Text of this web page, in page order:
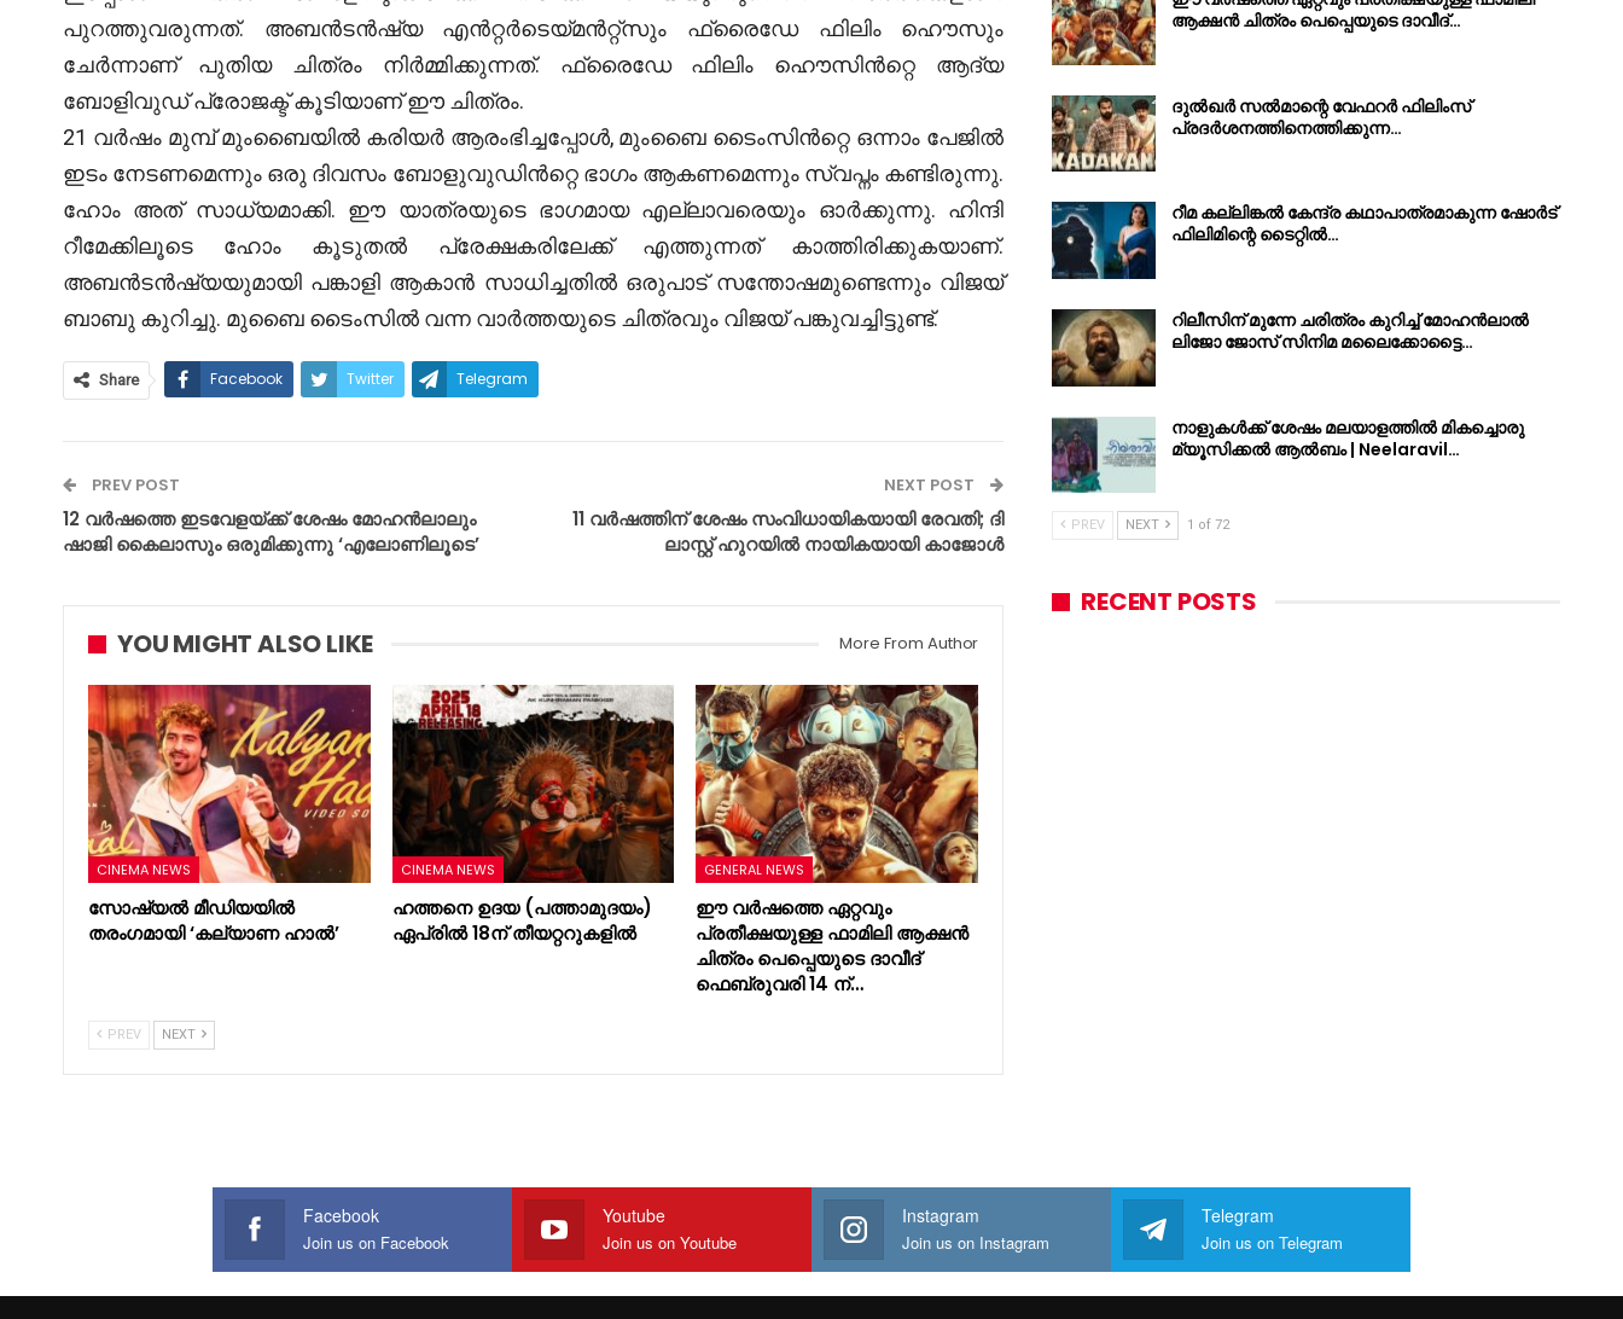
പുറത്തുവരുന്നത്. അബൻടൻഷ്യ എൻറ്റർടെയ്മൻറ്റ്സും ഫ്രൈഡേ ഫിലിം ഹൌസും
ചേർന്നാണ് പുതിയ ചിത്രം നിർമ്മിക്കുന്നത്. ഫ്രൈഡേ ഫിലിം ഹൌസിൻറ്റെ ആദ്യ
ബോളിവുഡ് പ്രോജക്ട് കൂടിയാണ് ഈ ചിത്രം.
21 വർഷം മുമ്പ് മുംബൈയിൽ കരിയർ ആരംഭിച്ചപ്പോൾ, മുംബൈ ടൈംസിൻറ്റെ ഒന്നാം പേജിൽ
ഇടം നേടണമെന്നും ഒരു ദിവസം ബോളുവുഡിൻറ്റെ ഭാഗം ആകണമെന്നും സ്വപ്നം കണ്ടിരുന്നു.
ഹോം അത് സാധ്യമാക്കി. ഈ യാത്രയുടെ ഭാഗമായ എല്ലാവരെയും ഓർക്കുന്നു. ഹിന്ദി
റീമേക്കിലൂടെ ഹോം കൂടുതൽ പ്രേക്ഷകരിലേക്ക് എത്തുന്നത് കാത്തിരിക്കുകയാണ്.
അബൻടൻഷ്യയുമായി പങ്കാളി ആകാൻ സാധിച്ചതിൽ ഒരുപാട് സന്തോഷമുണ്ടെന്നും വിജയ്
ബാബു കുറിച്ചു. മുബൈ ടൈംസിൽ വന്ന വാർത്തയുടെ ചിത്രവും വിജയ് പങ്കുവച്ചിട്ടുണ്ട്.
Share Facebook Twitter Telegram
PREV POST
12 വർഷത്തെ ഇടവേളയ്ക്ക് ശേഷം മോഹൻലാലും
ഷാജി കൈലാസും ഒരുമിക്കുന്നു ‘എലോണിലൂടെ’
NEXT POST
11 വർഷത്തിന് ശേഷം സംവിധായികയായി രേവതി; ദി
ലാസ്റ്റ് ഹുറയിൽ നായികയായി കാജോൾ
YOU MIGHT ALSO LIKE More From Author
CINEMA NEWS
സോഷ്യൽ മീഡിയയിൽ
തരംഗമായി ‘കല്യാണ ഹാൽ’
CINEMA NEWS
ഹത്തനെ ഉദയ (പത്താമുദയം)
ഏപ്രിൽ 18ന് തീയറ്ററുകളിൽ
GENERAL NEWS
ഈ വർഷത്തെ ഏറ്റവും
പ്രതീക്ഷയുള്ള ഫാമിലി ആക്ഷൻ
ചിത്രം പെപ്പെയുടെ ദാവീദ്
ഫെബ്രുവരി 14 ന്…
PREV NEXT
ആക്ഷൻ ചിത്രം പെപ്പെയുടെ ദാവീദ്…
ദുൽഖർ സൽമാന്റെ വേഫറർ ഫിലിംസ്
പ്രദർശനത്തിനെത്തിക്കുന്ന…
റീമ കല്ലിങ്കൽ കേന്ദ്ര കഥാപാത്രമാകുന്ന ഷോർട്
ഫിലിമിന്റെ ടൈറ്റിൽ…
റിലീസിന് മുന്നേ ചരിത്രം കുറിച്ച് മോഹൻലാൽ
ലിജോ ജോസ് സിനിമ മലൈക്കോട്ടൈ…
നാളുകൾക്ക് ശേഷം മലയാളത്തിൽ മികച്ചൊരു
മ്യൂസിക്കൽ ആൽബം | Neelaravil…
PREV NEXT 1 of 72
RECENT POSTS
Facebook
Join us on Facebook
Youtube
Join us on Youtube
Instagram
Join us on Instagram
Telegram
Join us on Telegram